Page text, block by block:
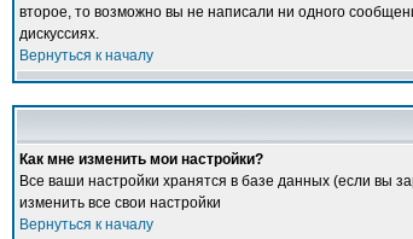
второе, то возможно вы не написали ни одного
дискуссиях.
Вернуться к началу
Как мне изменить мои настройки?
Все ваши настройки хранятся в базе данных (если вы
изменить все свои настройки
Вернуться к началу